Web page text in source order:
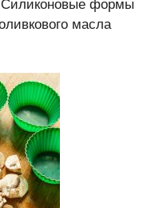
формы
масла